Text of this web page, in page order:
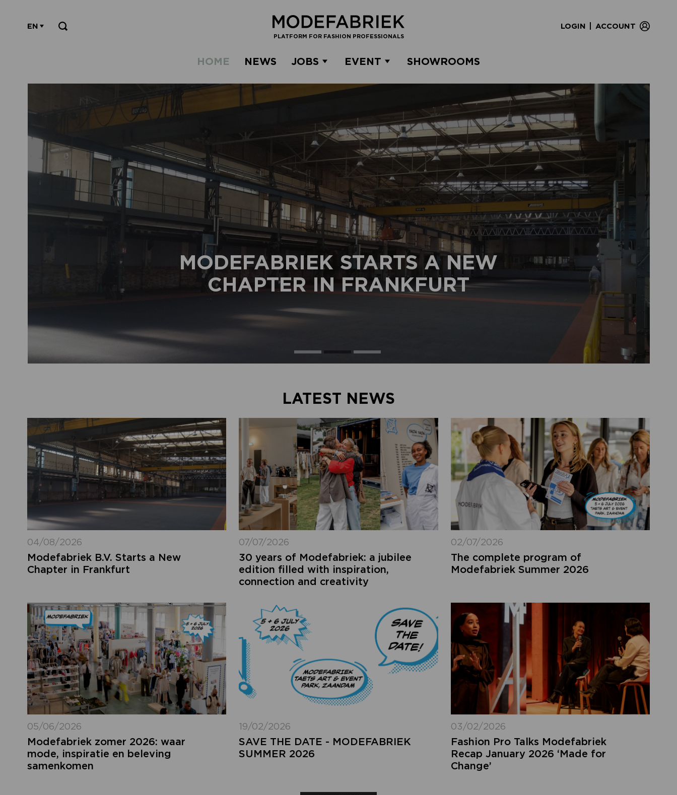
PLATFORM FOR FASHION PROFESSIONALS
LOGIN ACCOUNT
EN
HOME NEWS JOBS EVENT SHOWROOMS
MODEFABRIEK STARTS A NEW
CHAPTER IN FRANKFURT
LATEST NEWS
04/08/2026
Modefabriek B.V. Starts a New
Chapter in Frankfurt
07/07/2026
30 years of Modefabriek: a jubilee
edition filled with inspiration,
connection and creativity
02/07/2026
The complete program of
Modefabriek Summer 2026
05/06/2026
Modefabriek zomer 2026: waar
mode, inspiratie en beleving
samenkomen
19/02/2026
SAVE THE DATE - MODEFABRIEK
SUMMER 2026
03/02/2026
Fashion Pro Talks Modefabriek
Recap January 2026 ‘Made for
Change’